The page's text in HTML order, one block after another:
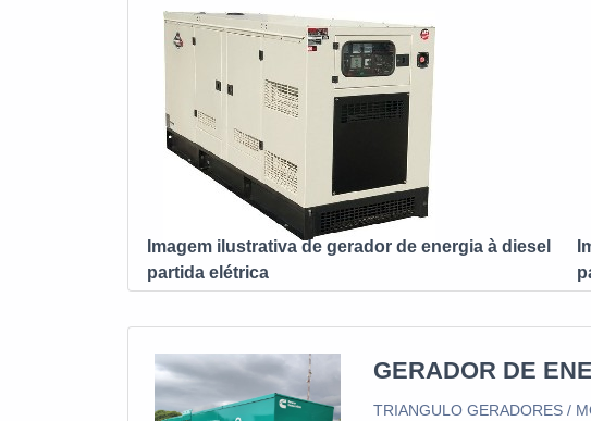
que a tarifa de energia se
fonte de energia e é
elétrica de fácil acesso,
ENERGIA A DIESEL 150
de um valor atrativo, mesmo
modelo. Presente no ramo
justo em todos os produtos e
comentários positivos por
Imagem ilustrativa de gerador de energia à diesel
partida elétrica
GERADOR DE
TRIANGULO GERADORES /